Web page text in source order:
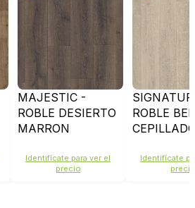
MAJESTIC -
ROBLE DESIERTO
MARRON
CEPILLADO -
MJ3553
Identifícate para ver el
precio
ROBLE
Identifícate
precio